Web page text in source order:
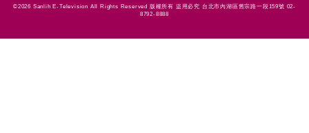
©2026 Sanlih E-Television All Rights Reserved 版權所有 盜用必究 台北市內湖區舊宗路一段159號 02-
8792-8888